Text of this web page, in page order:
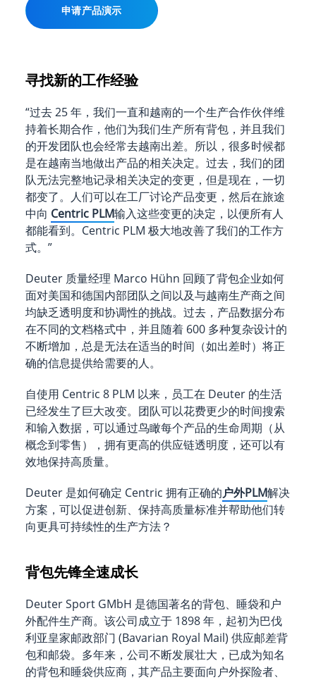
申请产品演示
寻找新的工作经验
“过去 25 年，我们一直和越南的一个生产合作伙伴维
持着长期合作，他们为我们生产所有背包，并且我们
的开发团队也会经常去越南出差。所以，很多时候都
是在越南当地做出产品的相关决定。过去，我们的团
队无法完整地记录相关决定的变更，但是现在，一切
都变了。人们可以在工厂讨论产品变更，然后在旅途
中向 Centric PLM输入这些变更的决定，以便所有人
都能看到。Centric PLM 极大地改善了我们的工作方
式。”
Deuter 质量经理 Marco Hühn 回顾了背包企业如何
面对美国和德国内部团队之间以及与越南生产商之间
均缺乏透明度和协调性的挑战。过去，产品数据分布
在不同的文档格式中，并且随着 600 多种复杂设计的
不断增加，总是无法在适当的时间（如出差时）将正
确的信息提供给需要的人。
自使用 Centric 8 PLM 以来，员工在 Deuter 的生活
已经发生了巨大改变。团队可以花费更少的时间搜索
和输入数据，可以通过鸟瞰每个产品的生命周期（从
概念到零售），拥有更高的供应链透明度，还可以有
效地保持高质量。
Deuter 是如何确定 Centric 拥有正确的户外PLM解决
方案，可以促进创新、保持高质量标准并帮助他们转
向更具可持续性的生产方法？
背包先锋全速成长
Deuter Sport GMbH 是德国著名的背包、睡袋和户
外配件生产商。该公司成立于 1898 年，起初为巴伐
利亚皇家邮政部门 (Bavarian Royal Mail) 供应邮差背
包和邮袋。多年来，公司不断发展壮大，已成为知名
的背包和睡袋供应商，其产品主要面向户外探险者、